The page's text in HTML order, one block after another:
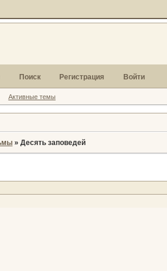
Поиск Регистрация Войти
Активные темы
» Десять заповедей